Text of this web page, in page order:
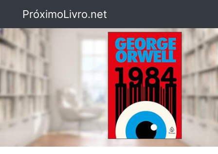
PróximoLivro.net